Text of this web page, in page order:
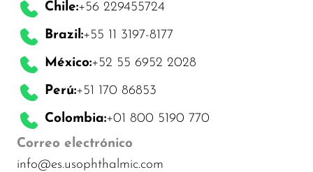
Chile:+56 229455724
Brazil:+55 11 3197-8177
México:+52 55 6952 2028
Perú:+51 170 86853
Colombia:+01 800 5190 770
Correo electrónico
info@es.usophthalmic.com